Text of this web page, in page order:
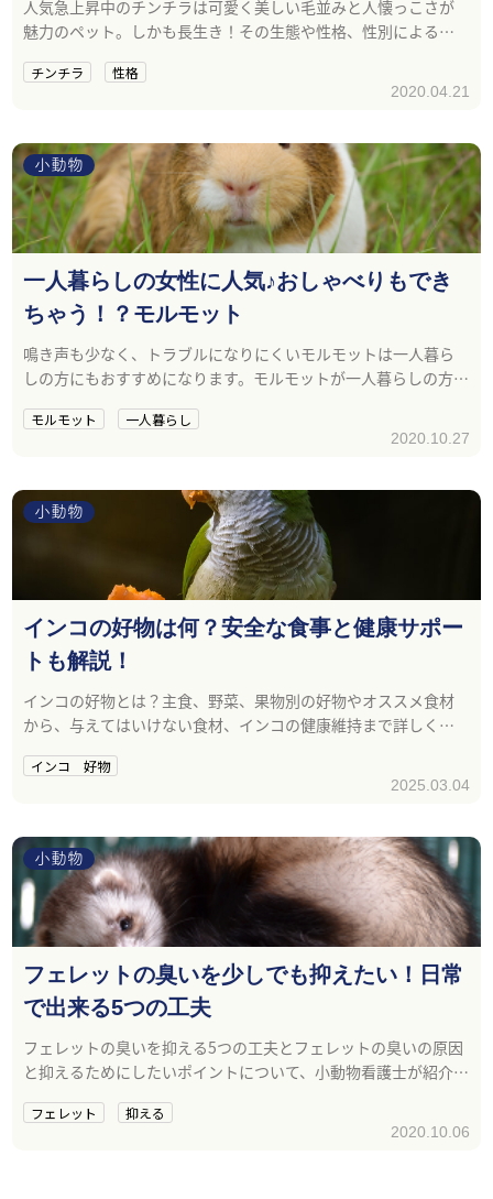
人気急上昇中のチンチラは可愛く美しい毛並みと人懐っこさが
魅力のペット。しかも長生き！その生態や性格、性別による違
チンチラ 性格
2020.04.21
小動物
一人暮らしの女性に人気♪おしゃべりもでき
ちゃう！？モルモット
鳴き声も少なく、トラブルになりにくいモルモットは一人暮ら
しの方にもおすすめになります。モルモットが一人暮らしの方に
モルモット 一人暮らし
2020.10.27
小動物
インコの好物は何？安全な食事と健康サポー
トも解説！
インコの好物とは？主食、野菜、果物別の好物やオススメ食材
から、与えてはいけない食材、インコの健康維持まで詳しく解
インコ 好物
2025.03.04
小動物
フェレットの臭いを少しでも抑えたい！日常
で出来る5つの工夫
フェレットの臭いを抑える5つの工夫とフェレットの臭いの原因
と抑えるためにしたいポイントについて、小動物看護士が紹介し
フェレット 抑える
2020.10.06